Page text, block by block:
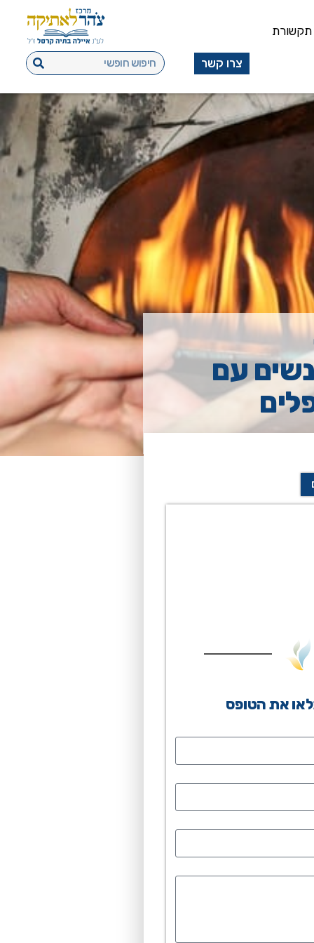
תקשורת
צרו קשר
עם
את הטופס